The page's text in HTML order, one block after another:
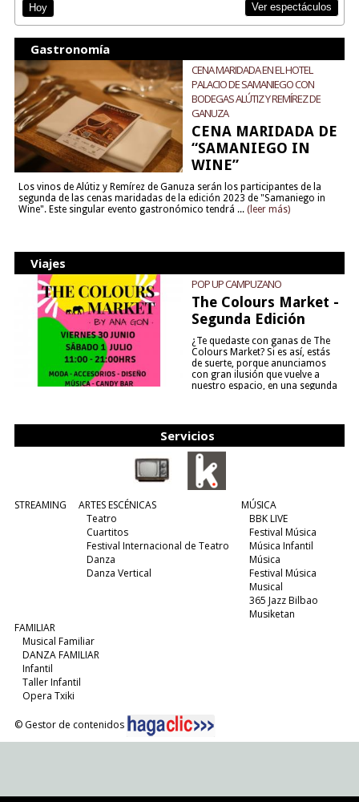
Hoy Ver espectáculos
Gastronomía
CENA MARIDADA EN EL HOTEL
PALACIO DE SAMANIEGO CON
BODEGAS ALÚTIZ Y REMÍREZ DE
GANUZA
CENA MARIDADA DE
“SAMANIEGO IN
WINE”
Los vinos de Alútiz y Remírez de Ganuza serán los participantes de la
segunda de las cenas maridadas de la edición 2023 de "Samaniego in
Wine". Este singular evento gastronómico tendrá ... (leer más)
Viajes
POP UP CAMPUZANO
The Colours Market -
Segunda Edición
¿Te quedaste con ganas de The
Colours Market? Si es así, estás
de suerte, porque anunciamos
con gran ilusión que vuelve a
nuestro espacio, en una segunda
Servicios
STREAMING
ARTES ESCÉNICAS
Teatro
Cuartitos
Festival Internacional de Teatro
Danza
Danza Vertical
MÚSICA
BBK LIVE
Festival Música
Música Infantil
Música
Festival Música
Musical
365 Jazz Bilbao
Musiketan
FAMILIAR
Musical Familiar
DANZA FAMILIAR
Infantil
Taller Infantil
Opera Txiki
© Gestor de contenidos